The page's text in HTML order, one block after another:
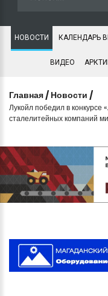
НОВОСТИ КАЛЕНДАРЬ
ВИДЕО
Главная / Новости /
Лукойл победил в
сталелитейных компаний